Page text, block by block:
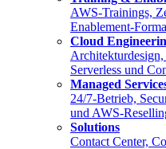
AWS-Trainings,
Enablement-
Cloud
Serverless und
Managed
24/7-Betrieb,
und AWS-
Solutions
Contact Center,